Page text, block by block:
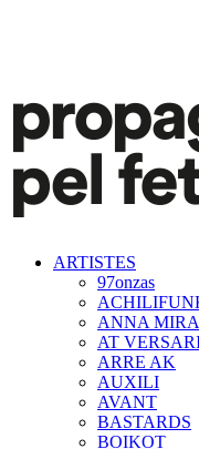
ARTISTES
97onzas
ANNA MIRA
AT
ARRE AK
AUXILI
AVANT
BASTARDS
BOIKOT